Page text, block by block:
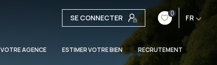
SE CONNECTER 0 FR
AGENCE ESTIMER VOTRE BIEN RECRUTEMENT